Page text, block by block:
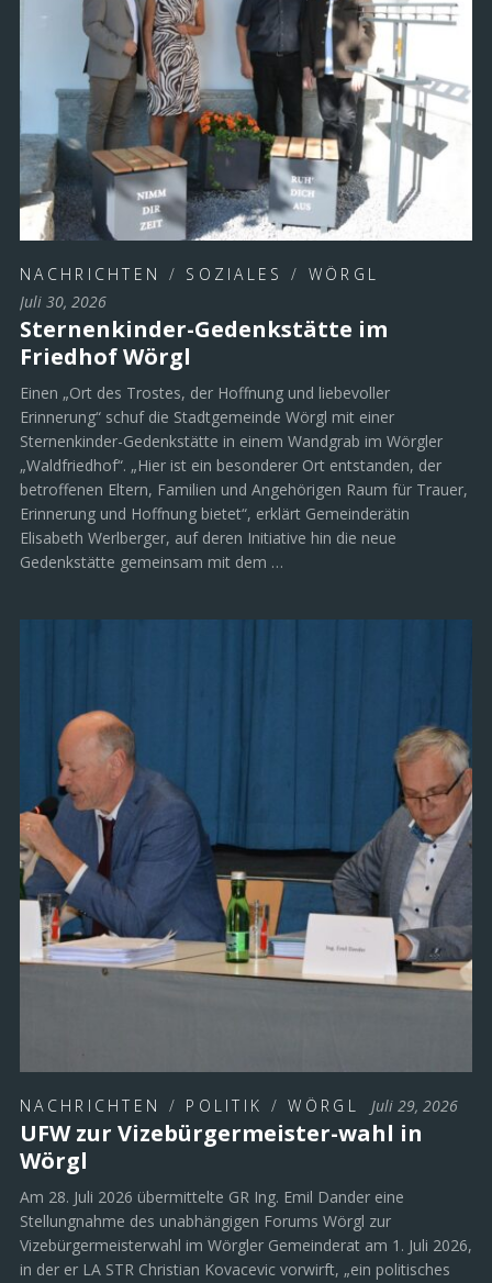
NACHRICHTEN / SOZIALES / WÖRGL
Juli 30, 2026
Sternenkinder-Gedenkstätte im
Friedhof Wörgl
Einen „Ort des Trostes, der Hoffnung und liebevoller
Erinnerung“ schuf die Stadtgemeinde Wörgl mit einer
Sternenkinder-Gedenkstätte in einem Wandgrab im Wörgler
„Waldfriedhof“. „Hier ist ein besonderer Ort entstanden, der
betroffenen Eltern, Familien und Angehörigen Raum für Trauer,
Erinnerung und Hoffnung bietet“, erklärt Gemeinderätin
Elisabeth Werlberger, auf deren Initiative hin die neue
Gedenkstätte gemeinsam mit dem …
NACHRICHTEN / POLITIK /WÖRGL Juli 29, 2026
UFW zur Vizebürgermeister-wahl in
Wörgl
Am 28. Juli 2026 übermittelte GR Ing. Emil Dander eine
Stellungnahme des unabhängigen Forums Wörgl zur
Vizebürgermeisterwahl im Wörgler Gemeinderat am 1. Juli 2026,
in der er LA STR Christian Kovacevic vorwirft, „ein politisches